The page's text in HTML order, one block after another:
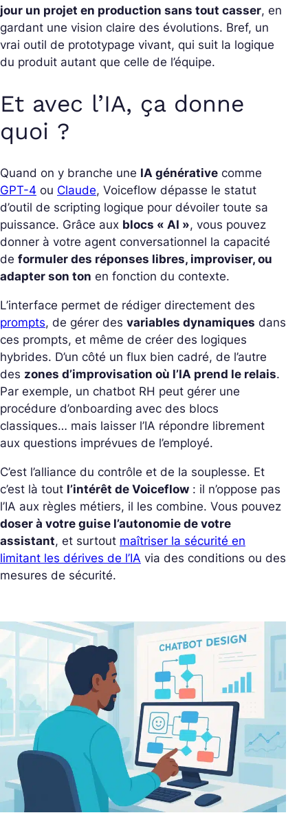
jour un projet en production sans tout casser, en
gardant une vision claire des évolutions. Bref, un
vrai outil de prototypage vivant, qui suit la logique
du produit autant que celle de l’équipe.
Et avec l’IA, ça donne
quoi ?
Quand on y branche une IA générative comme
GPT-4 ou Claude, Voiceflow dépasse le statut
d’outil de scripting logique pour dévoiler toute sa
puissance. Grâce aux blocs « AI », vous pouvez
donner à votre agent conversationnel la capacité
de formuler des réponses libres, improviser, ou
adapter son ton en fonction du contexte.
L’interface permet de rédiger directement des
prompts, de gérer des variables dynamiques dans
ces prompts, et même de créer des logiques
hybrides. D’un côté un flux bien cadré, de l’autre
des zones d’improvisation où l’IA prend le relais.
Par exemple, un chatbot RH peut gérer une
procédure d’onboarding avec des blocs
classiques… mais laisser l’IA répondre librement
aux questions imprévues de l’employé.
C’est l’alliance du contrôle et de la souplesse. Et
c’est là tout l’intérêt de Voiceflow : il n’oppose pas
l’IA aux règles métiers, il les combine. Vous pouvez
doser à votre guise l’autonomie de votre
assistant, et surtout maîtriser la sécurité en
limitant les dérives de l’IA via des conditions ou des
mesures de sécurité.